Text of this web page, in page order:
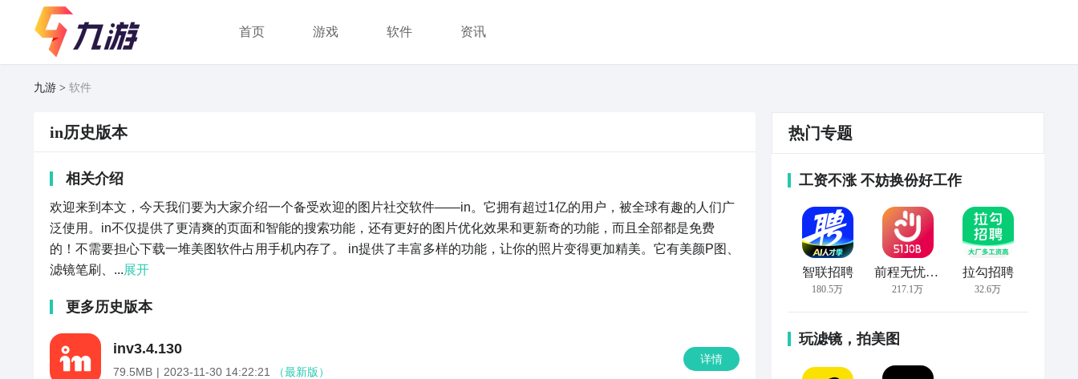
首页 游戏 软件 资讯
九游 软件
in历史版本
相关介绍
欢迎来到本文，今天我们要为大家介绍一个备受欢迎的图片社交软件——in。它拥有超过1亿的用户，被全球有趣的人们广
泛使用。in不仅提供了更清爽的页面和智能的搜索功能，还有更好的图片优化效果和更新奇的功能，而且全部都是免费
的！不需要担心下载一堆美图软件占用手机内存了。 in提供了丰富多样的功能，让你的照片变得更加精美。它有美颜P图、
滤镜笔刷、...展开
更多历史版本
inv3.4.130
79.5MB 2023-11-30 14:22:21 （最新版）
详情
热门专题
工资不涨 不妨换份好工作
智联招聘
180.5万
前程无忧51Job
217.1万
拉勾招聘
32.6万
玩滤镜，拍美图